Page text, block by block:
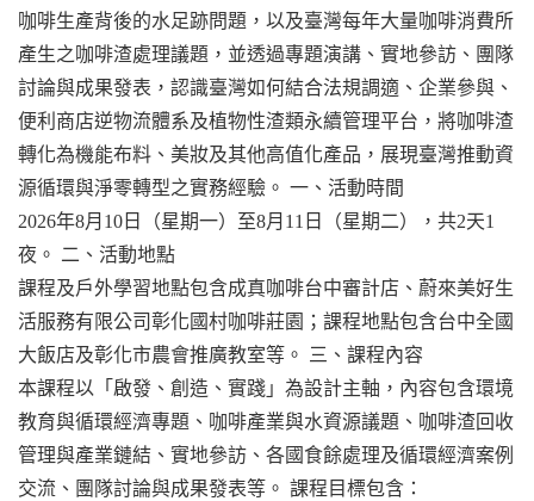
咖啡生產背後的水足跡問題，以及臺灣每年大量咖啡消費所
產生之咖啡渣處理議題，並透過專題演講、實地參訪、團隊
討論與成果發表，認識臺灣如何結合法規調適、企業參與、
便利商店逆物流體系及植物性渣類永續管理平台，將咖啡渣
轉化為機能布料、美妝及其他高值化產品，展現臺灣推動資
源循環與淨零轉型之實務經驗。 一、活動時間
2026年8月10日（星期一）至8月11日（星期二），共2天1
夜。 二、活動地點
課程及戶外學習地點包含成真咖啡台中審計店、蔚來美好生
活服務有限公司彰化國村咖啡莊園；課程地點包含台中全國
大飯店及彰化市農會推廣教室等。
三、課程內容
本課程以「啟發、創造、實踐」為設計主軸，內容包含環境
教育與循環經濟專題、咖啡產業與水資源議題、咖啡渣回收
管理與產業鏈結、實地參訪、各國食餘處理及循環經濟案例
交流、團隊討論與成果發表等。 課程目標包含：